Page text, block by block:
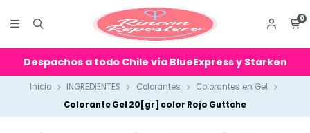
0
Despachos a todo Chile vía BlueExpress y Starken
Inicio INGREDIENTES Colorantes
Colorantes en Gel
Colorante Gel 20[gr] color Rojo Guttche